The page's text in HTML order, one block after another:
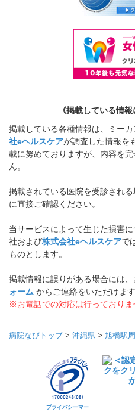
《掲載している情
掲載している各種情報は、ミー
社eヘルスケアが調査した情報を
載に努めておりますが、内容を
ん。
掲載されている医院を受診され
に直接ご確認ください。
当サービスによって生じた損害
社および株式会社eヘルスケアで
ものとします。
掲載情報に誤りがある場合には、
ォーム からご連絡をいただけま
※お電話での対応は行っておりま
病院なびトップ> 沖縄県 > 旭橋駅
プライバシーマー